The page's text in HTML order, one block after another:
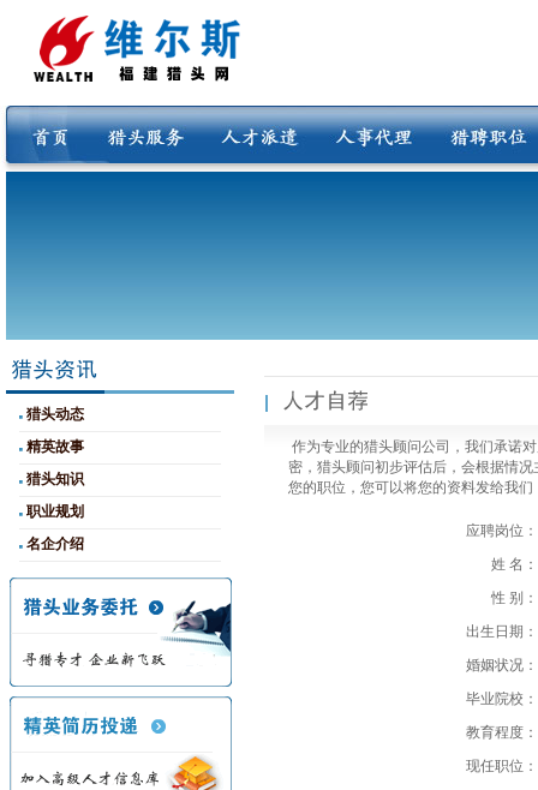
猎头动态
精英故事
猎头知识
职业规划
名企介绍
作为专业的猎头顾问公司，我们承诺
密，猎头顾问初步评估后，会根据情
您的职位，您可以将您的资料发给我
应聘岗位：
姓 名：
性 别：
出生日期：
婚姻状况：
毕业院校：
教育程度：
现任职位：